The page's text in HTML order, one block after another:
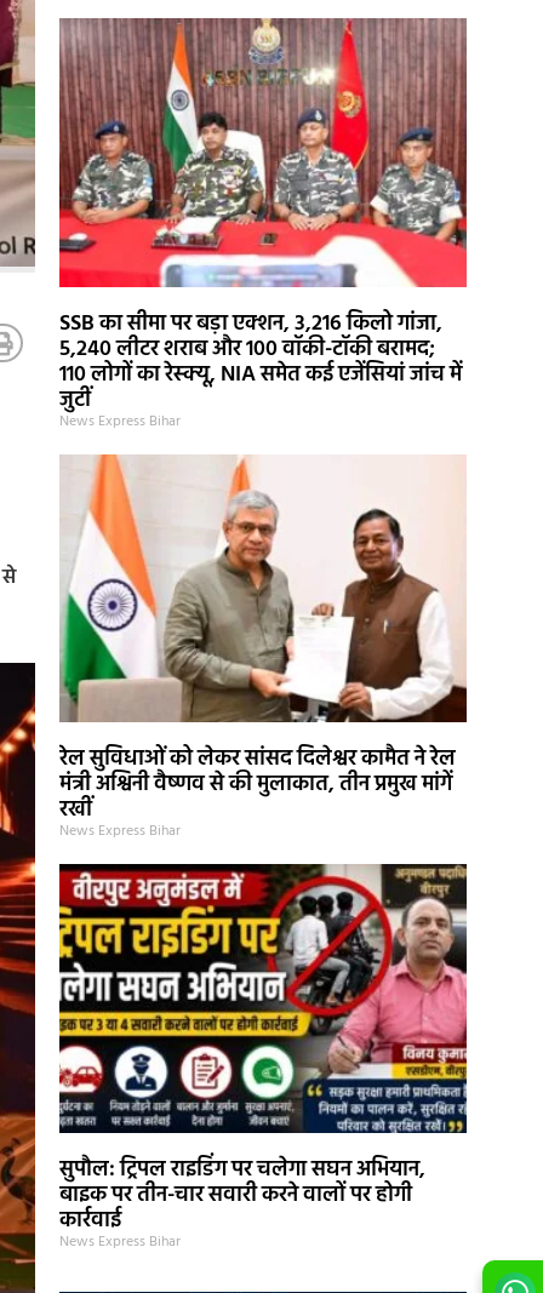
SSB का सीमा पर बड़ा एक्शन, 3,216 किलो गांजा,
5,240 लीटर शराब और 100 वॉकी-टॉकी बरामद;
110 लोगों का रेस्क्यू, NIA समेत कई एजेंसियां जांच में
जुटीं
News Express Bihar
रेल सुविधाओं को लेकर सांसद दिलेश्वर कामैत ने रेल
मंत्री अश्विनी वैष्णव से की मुलाकात, तीन प्रमुख मांगें
रखीं
News Express Bihar
सुपौल: ट्रिपल राइडिंग पर चलेगा सघन अभियान,
बाइक पर तीन-चार सवारी करने वालों पर होगी
कार्रवाई
News Express Bihar